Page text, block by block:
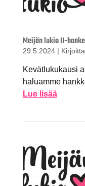
Meijän lukio II-
29.5.2024 |
Kevätlukukausi
haluamme
Lue lisää